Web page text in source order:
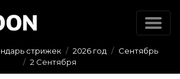
стрижек 2026 год
Сентябрь
2 Сентября